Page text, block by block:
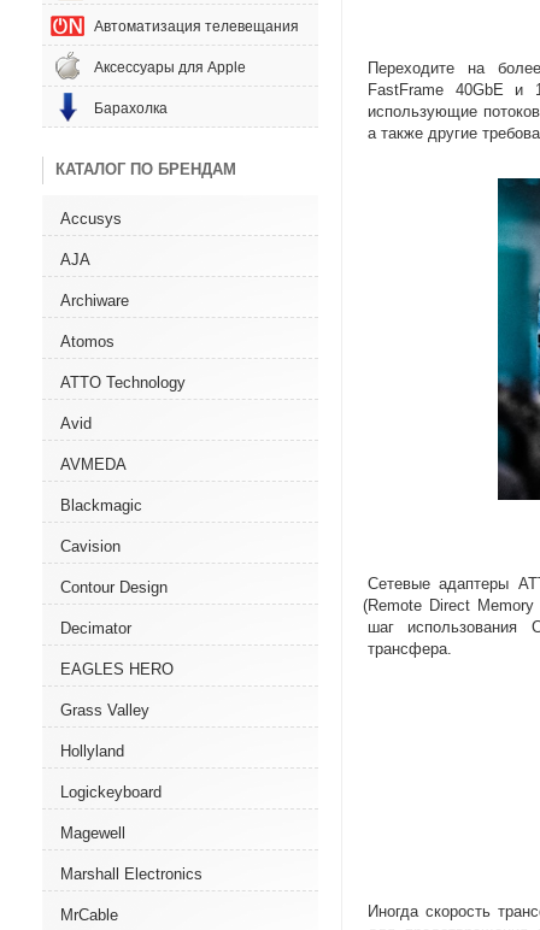
Автоматизация телевещания
Аксессуары для Apple
Барахолка
КАТАЛОГ ПО БРЕНДАМ
Accusys
AJA
Archiware
Atomos
ATTO Technology
Avid
AVMEDA
Blackmagic
Cavision
Contour Design
Decimator
EAGLES HERO
Grass Valley
Hollyland
Logickeyboard
Magewell
Marshall Electronics
MrCable
Переходите на
FastFrame 40GbE и
использующие
а также другие
Сетевые адаптеры
(Remote Direct
шаг использования
трансфера.
Иногда скорость